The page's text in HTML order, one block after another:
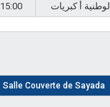
15:00 الوطنية أ كبريات
Salle Couverte de Sayada